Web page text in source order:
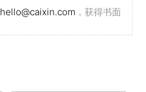
hello@caixin.com ，获得书面